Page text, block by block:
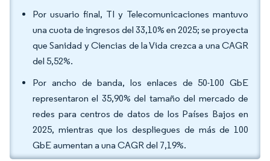
Por usuario final, TI y Telecomunicaciones mantuvo
una cuota de ingresos del 33,10% en 2025; se proyecta
que Sanidad y Ciencias de la Vida crezca a una CAGR
del 5,52%.
Por ancho de banda, los enlaces de 50-100 GbE
representaron el 35,90% del tamaño del mercado de
redes para centros de datos de los Países Bajos en
2025, mientras que los despliegues de más de 100
GbE aumentan a una CAGR del 7,19%.